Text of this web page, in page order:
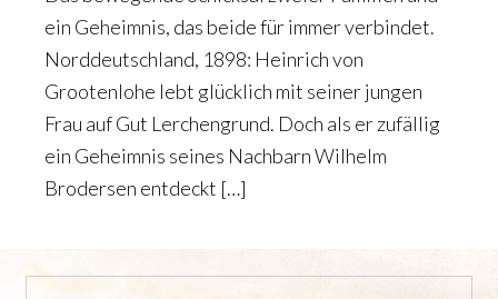
ein Geheimnis, das beide für immer verbindet.
Norddeutschland, 1898: Heinrich von
Grootenlohe lebt glücklich mit seiner jungen
Frau auf Gut Lerchengrund. Doch als er zufällig
ein Geheimnis seines Nachbarn Wilhelm
Brodersen entdeckt […]